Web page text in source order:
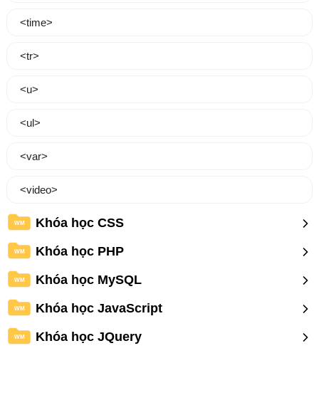
<time>
<tr>
<u>
<ul>
<var>
<video>
WM Khóa học CSS
WM Khóa học PHP
WM Khóa học MySQL
WM Khóa học JavaScript
WM Khóa học JQuery